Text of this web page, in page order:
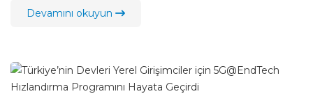
Devamını okuyun